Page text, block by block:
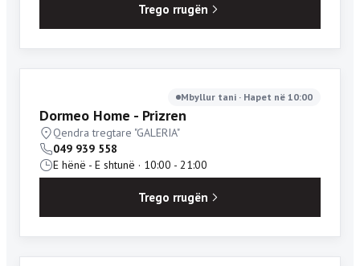
Trego rrugën
Mbyllur tani · Hapet në 10:00
Dormeo Home - Prizren
Qendra tregtare "GALERIA"
049 939 558
E hënë - E shtunë · 10:00 - 21:00
Trego rrugën